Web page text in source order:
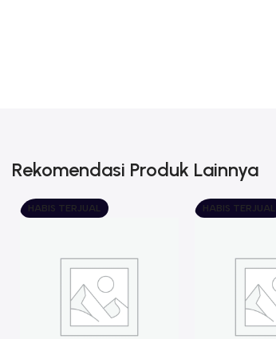
Rekomendasi Produk Lainnya
HABIS TERJUAL HABIS TERJUAL